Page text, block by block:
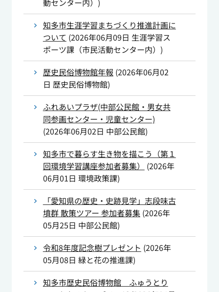
動センター内） )
知多市生涯学習まちづくり推進計画に
ついて (2026年06月09日 生涯学習ス
ポーツ課（市民活動センター内） )
歴史民俗博物館年報 (2026年06月02
日 歴史民俗博物館)
ふれあいプラザ(中部公民館・男女共
同参画センター・児童センター)
(2026年06月02日 中部公民館)
知多市で暮らす生き物を描こう（第１
回環境学習講座参加者募集）
(2026年
06月01日 環境政策課)
「愛知県の歴史・史跡見学」志段味古
墳群 散策ツアー 参加者募集(2026年
05月25日 中部公民館)
令和8年度記念樹プレゼント (2026年
05月08日 緑と花の推進課)
知多市歴史民俗博物館 ふゅうとり